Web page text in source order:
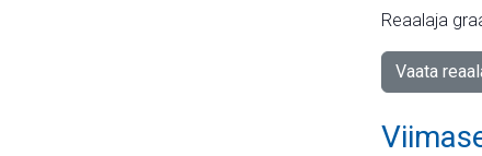
Reaalaja
Vaata